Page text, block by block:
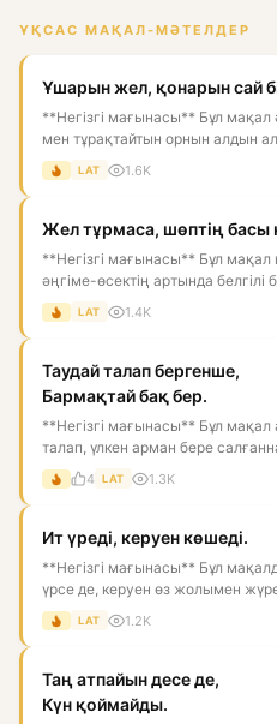
ҰҚСАС МАҚАЛ-МӘТЕЛДЕР
Ұшарын жел, қонарын сай
**Негізгі мағынасы** Бұл
мен тұрақтайтын орнын алдын
LAT 1.6K
Жел тұрмаса, шөптің
**Негізгі мағынасы** Бұл мақал
әңгіме-өсектің артында белгілі
LAT 1.4K
Таудай талап бергенше,
Бармақтай бақ бер.
**Негізгі мағынасы** Бұл
талап, үлкен арман бере
ба...
4 LAT 1.3K
Ит үреді, керуен көшеді.
**Негізгі мағынасы** Бұл
үрсе де, керуен өз жолымен
біре...
LAT 1.2K
Таң атпайын десе де,
Күн қоймайды.